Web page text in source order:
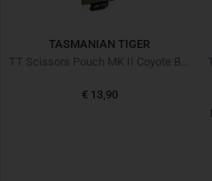
TASMANIAN TIGER
TT Scissors Pouch MK II Coyote Braun
€ 13,90